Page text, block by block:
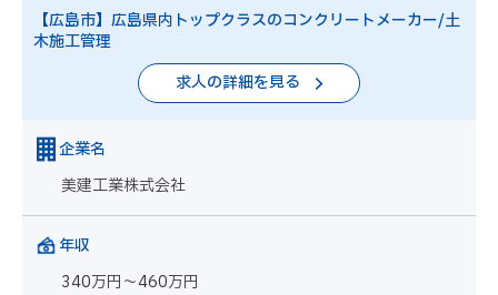
【広島市】広島県内トップクラスのコンクリートメーカー/土
木施工管理
求人の詳細を見る
企業名
美建工業株式会社
年収
340万円～460万円